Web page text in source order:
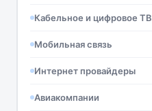
Кабельное и цифровое ТВ
Мобильная связь
Интернет провайдеры
Авиакомпании